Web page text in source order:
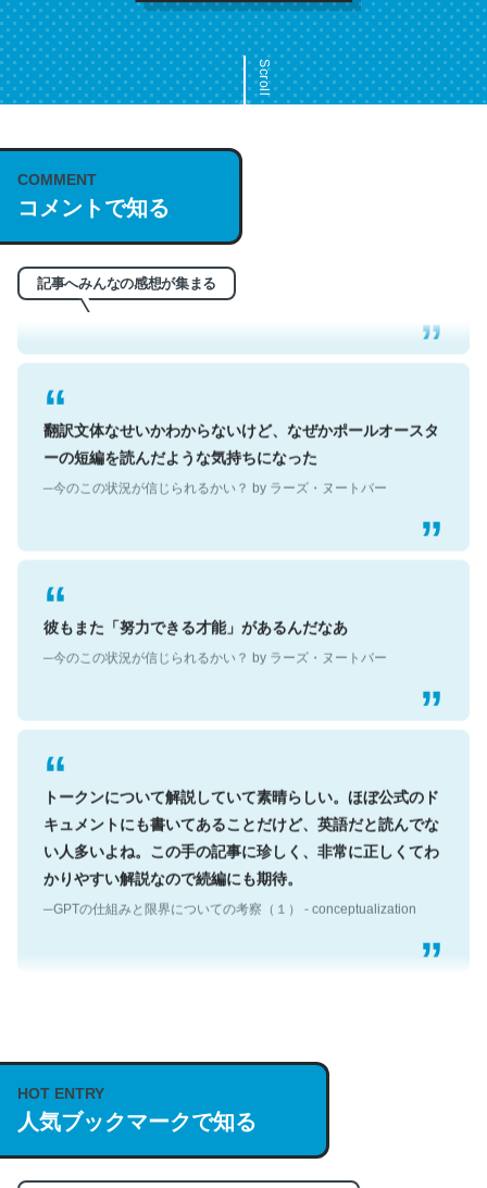
Scroll
COMMENT
コメントで知る
記事へみんなの感想が集まる
これは名文。彼はとてもクレバーなんだろうなと凄く思
う。英語少しでも読める人は原文もお勧め。自分はこの流
れ好き。Let’s Fucking Go. Then Covid hit. Shit.
─今のこの状況が信じられるかい？ by ラーズ・ヌートバー
翻訳文体なせいかわからないけど、なぜかポールオースタ
ーの短編を読んだような気持ちになった
彼もまた「努力できる才能」があるんだなあ
トークンについて解説していて素晴らしい。ほぼ公式のド
キュメントにも書いてあることだけど、英語だと読んでな
い人多いよね。この手の記事に珍しく、非常に正しくてわ
かりやすい解説なので続編にも期待。
─GPTの仕組みと限界についての考察（１） - conceptualization
説してる記事が少ないので貴重な良記事。/続編来た
https://isobe324649.hatenablog.com/entry/2023/03/27
/064121
─GPTの仕組みと限界についての考察（１） - conceptualization
HOT ENTRY
人気ブックマークで知る